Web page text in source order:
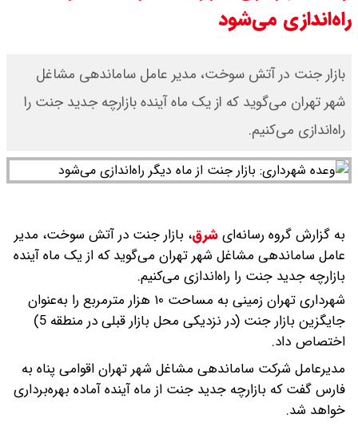
سنتی جمهوری‌خواهان را از دست می
دهد؟
یک ادعا: برخی مالکان اجاره بها را ۶۰
راه‌اندازی می‌شود
بازار جنت در آتش سوخت، مدیر عامل ساماندهی مشاغل
شهر تهران می‌گوید که از یک ماه آینده بازارچه جدید جنت را
راه‌اندازی می‌کنیم.
به گزارش گروه رسانه‌ایشرق، بازار جنت در آتش سوخت، مدیر
عامل ساماندهی مشاغل شهر تهران می‌گوید که از یک ماه آینده
بازارچه جدید جنت را راه‌اندازی می‌کنیم.
شهرداری تهران زمینی به مساحت ۱۰ هزار مترمربع را به‌عنوان
جایگزین بازار جنت (در نزدیکی محل بازار قبلی در منطقه 5)
اختصاص داد.
مدیرعامل شرکت ساماندهی مشاغل شهر تهران اقوامی پناه به
فارس گفت که بازارچه جدید جنت از ماه آینده آماده بهره‌برداری
خواهد شد.